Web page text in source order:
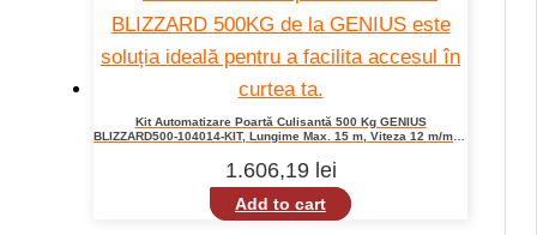
Kit Automatizare Poartă Culisantă 500 Kg GENIUS
BLIZZARD500-104014-KIT, Lungime Max. 15 m, Viteza 12 m/min,
1.606,19 lei
Add to cart